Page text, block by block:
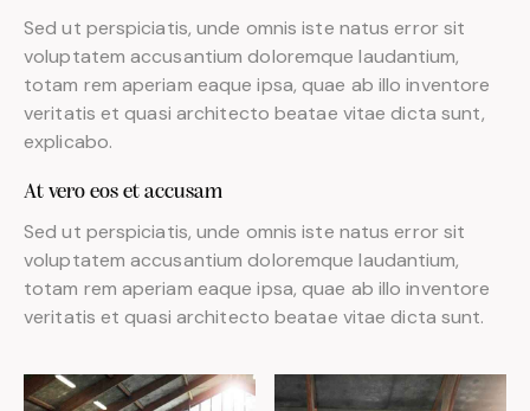
Sed ut perspiciatis, unde omnis iste natus error sit
voluptatem accusantium doloremque laudantium,
totam rem aperiam eaque ipsa, quae ab illo inventore
veritatis et quasi architecto beatae vitae dicta sunt,
explicabo.
At vero eos et accusam
Sed ut perspiciatis, unde omnis iste natus error sit
voluptatem accusantium doloremque laudantium,
totam rem aperiam eaque ipsa, quae ab illo inventore
veritatis et quasi architecto beatae vitae dicta sunt.